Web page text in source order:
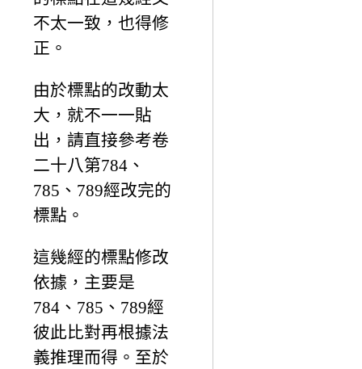
不太一致，也得修
正。
由於標點的改動太
大，就不一一貼
出，請直接參考卷
二十八第784、
785、789經改完的
標點。
這幾經的標點修改
依據，主要是
784、785、789經
彼此比對再根據法
義推理而得。至於